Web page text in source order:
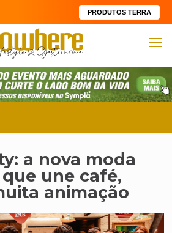
PRODUTOS TERRA
a nova moda
une café,
animação